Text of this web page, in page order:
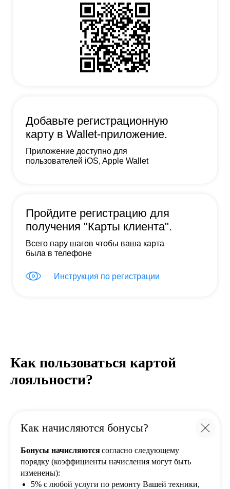
Добавьте регистрационную
карту в Wallet-приложение.
Приложение доступно для
пользователей iOS, Apple Wallet
Пройдите регистрацию для
получения "Карты клиента".
Всего пару шагов чтобы ваша карта
была в телефоне
Инструкция по регистрации
Как пользоваться картой
лояльности?
Как начисляются бонусы?
Бонусы начисляютсясогласно следующему
порядку (коэффициенты начисления могут быть
изменены):
5% с любой услуги по ремонту Вашей техники,